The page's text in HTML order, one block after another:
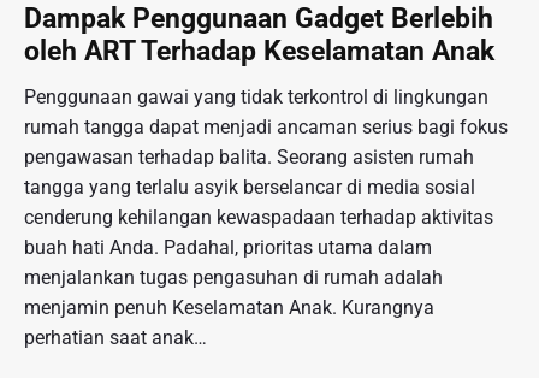
Dampak Penggunaan Gadget Berlebih
oleh ART Terhadap Keselamatan Anak
Penggunaan gawai yang tidak terkontrol di lingkungan
rumah tangga dapat menjadi ancaman serius bagi fokus
pengawasan terhadap balita. Seorang asisten rumah
tangga yang terlalu asyik berselancar di media sosial
cenderung kehilangan kewaspadaan terhadap aktivitas
buah hati Anda. Padahal, prioritas utama dalam
menjalankan tugas pengasuhan di rumah adalah
menjamin penuh Keselamatan Anak. Kurangnya
perhatian saat anak…